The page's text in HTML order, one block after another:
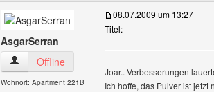
AsgarSerran
AsgarSerran Benutzer-Profile anzeigen
Offline
Wohnort: Apartment 221B
08.07.2009 um 13:27
Titel:
Joar.. Verbesserungen
Ich hoffe, das Pulver ist jetzt